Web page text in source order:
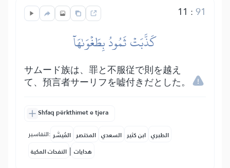
11 :91
كَذَّبَتۡ ثَمُودُ بِطَغۡوَىٰهَآ
サムード族は、罪と不服従で則を越え
て、預言者サーリフを嘘付きだとした。
Shfaq përkthimet e tjera
التفاسير: المُيسَّر المختصر السعدي ابن كثير الطبري
النفحات المكية | هدايات